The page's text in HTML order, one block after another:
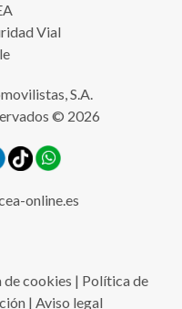
Vial
S.A.
© 2026
online.es
cookies | Política de
| Aviso legal